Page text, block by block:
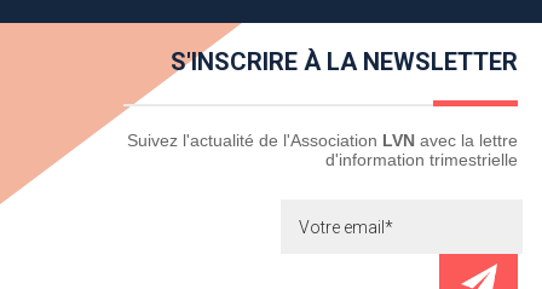
S'INSCRIRE À LA NEWSLETTER
Newsletter Suivez l'actualité de l'Association LVN avec la lettre
d'information trimestrielle